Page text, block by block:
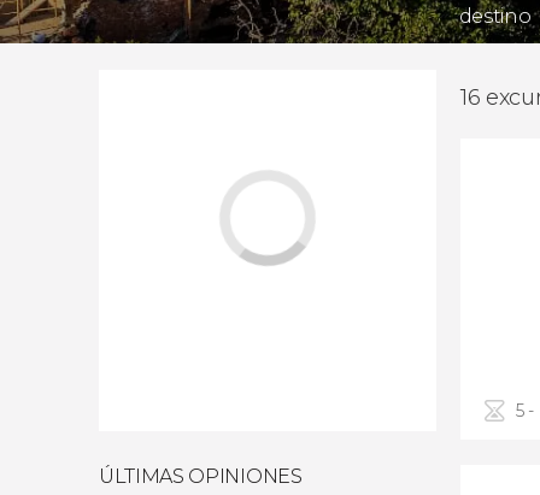
destino
ÚLTIMAS OPINIONES
16
5 -